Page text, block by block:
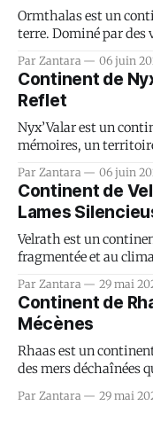
Ormthalas est un
terre. Dominé par des
ne tient qu’à la
Fils de la Cendre...
Par Zantara 06 juin
Continent de
Reflet
Nyx’Valar est un
mémoires, un
par des failles
mortes aux feuillages
Par Zantara 06 juin
Continent de
Lames
Velrath est un
fragmentée et au
d’Onyx, Velrath est
la bravoure, où
Par Zantara 29 mai
Continent de
Mécènes
Rhaas est un
des mers déchaînées
dominantes du monde
Par Zantara 29 mai